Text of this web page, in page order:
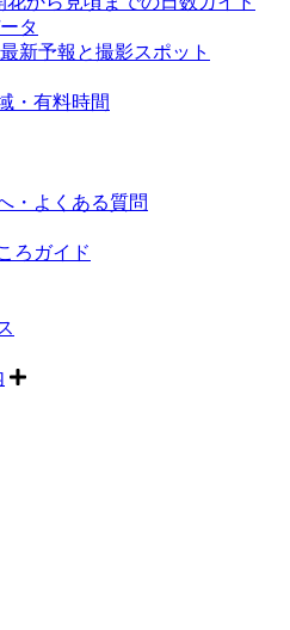
タ
新予報と撮影スポット
・有料時間
・よくある質問
ろガイド